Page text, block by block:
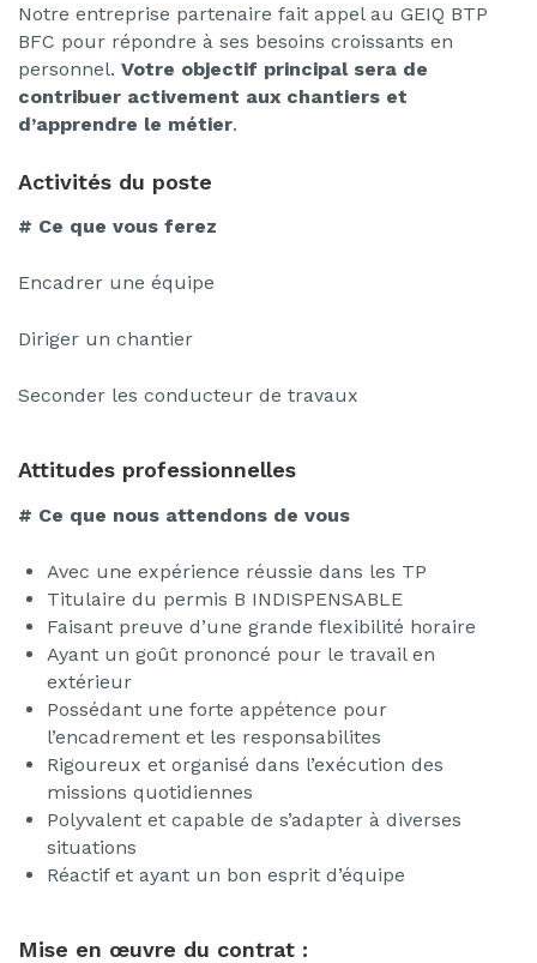
Notre entreprise partenaire fait appel au GEIQ BTP
BFC pour répondre à ses besoins croissants en
personnel. Votre objectif principal sera de
contribuer activement aux chantiers et
d’apprendre le métier.
Activités du poste
# Ce que vous ferez
Encadrer une équipe
Diriger un chantier
Seconder les conducteur de travaux
Attitudes professionnelles
# Ce que nous attendons de vous
Avec une expérience réussie dans les TP
Titulaire du permis B INDISPENSABLE
Faisant preuve d’une grande flexibilité horaire
Ayant un goût prononcé pour le travail en
extérieur
Possédant une forte appétence pour
l’encadrement et les responsabilites
Rigoureux et organisé dans l’exécution des
missions quotidiennes
Polyvalent et capable de s’adapter à diverses
situations
Réactif et ayant un bon esprit d’équipe
Mise en œuvre du contrat :